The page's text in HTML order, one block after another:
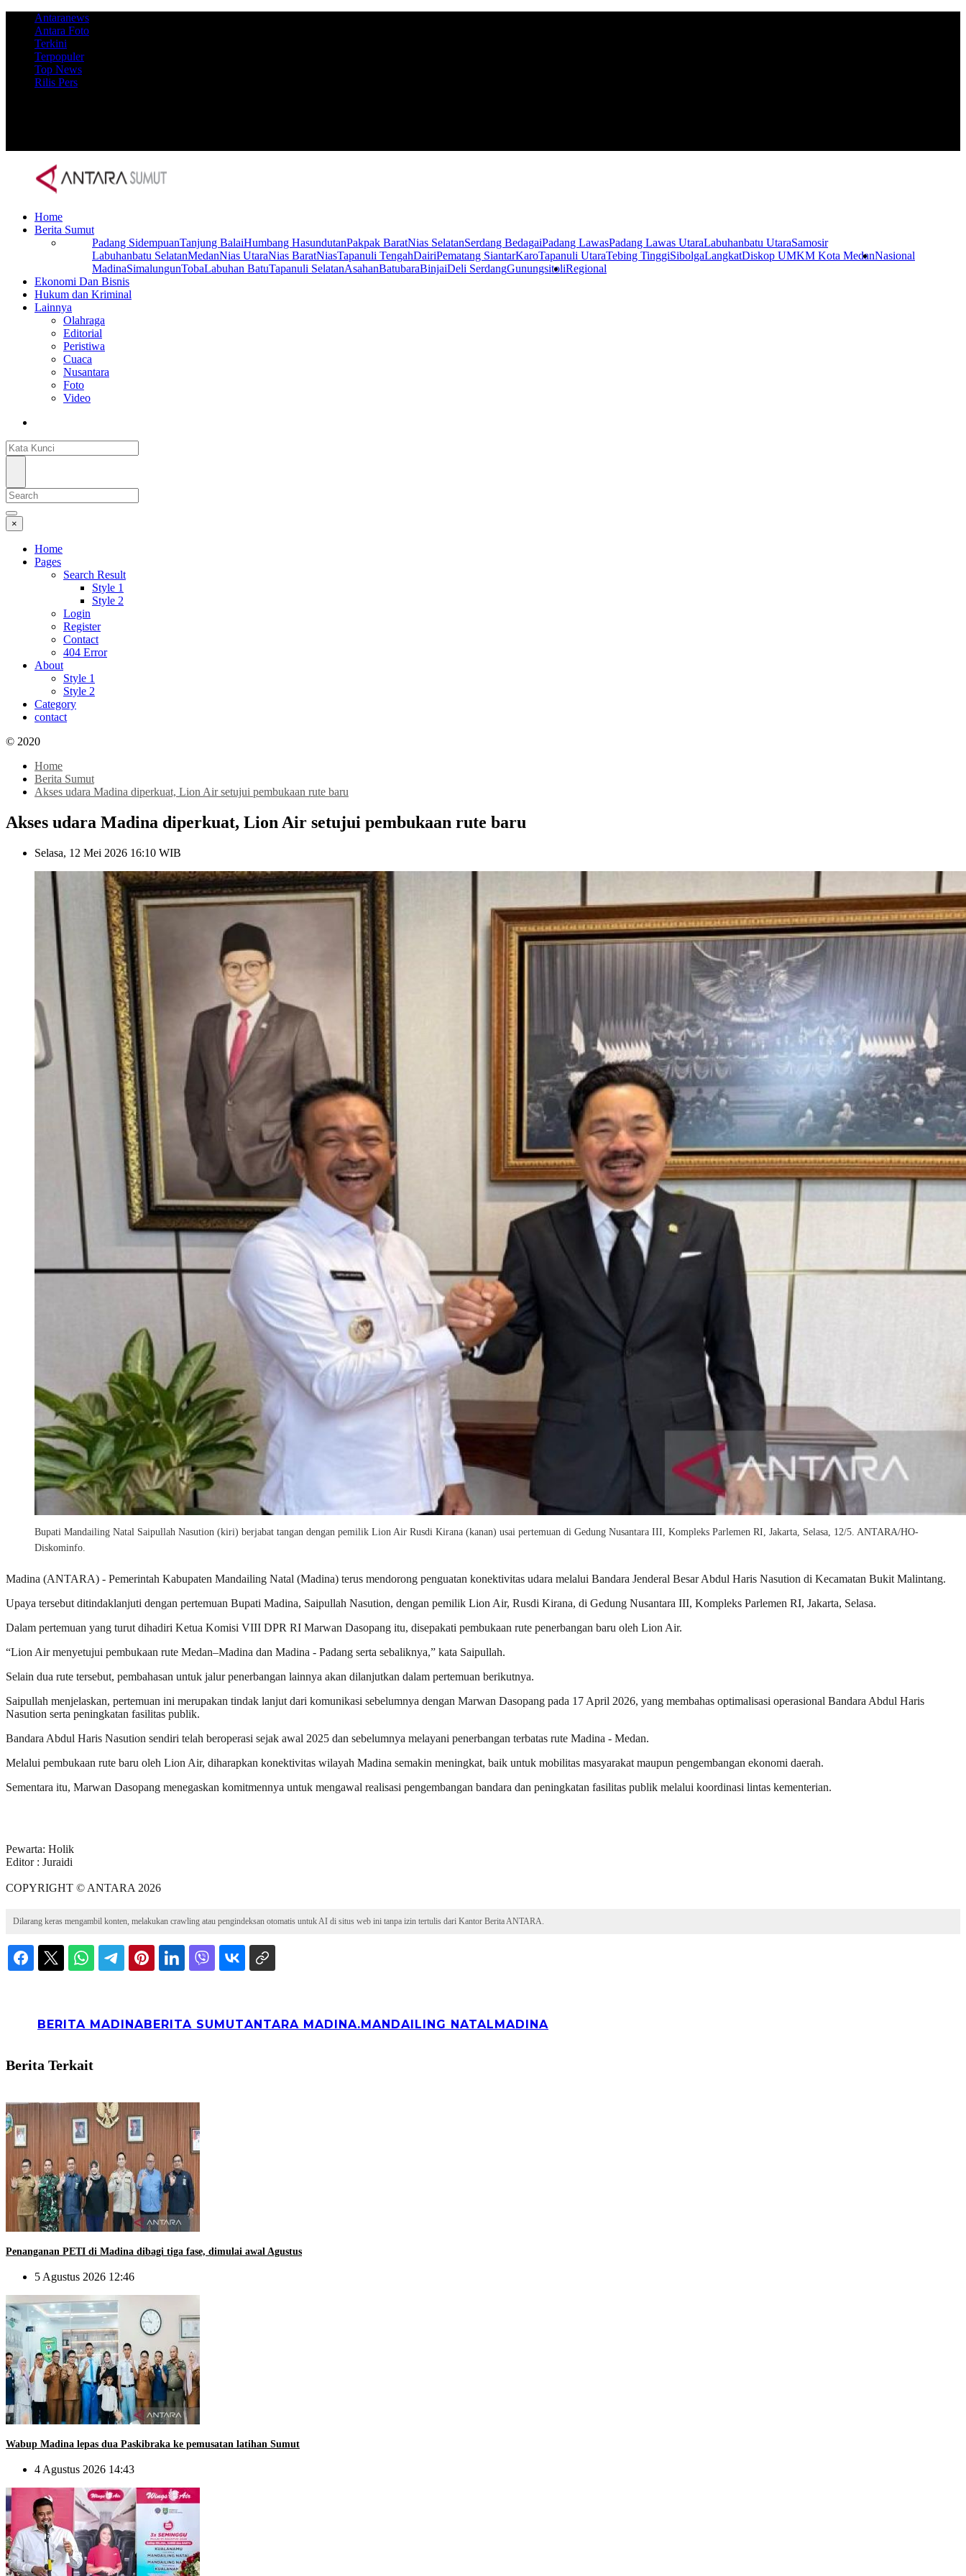
Antaranews
Antara Foto
Terkini
Terpopuler
Top News
Rilis Pers
Home
Berita Sumut
Padang SidempuanTanjung BalaiHumbang HasundutanPakpak BaratNias SelatanSerdang BedagaiPadang LawasPadang Lawas UtaraLabuhanbatu UtaraSamosir
Labuhanbatu SelatanMedanNias UtaraNias BaratNiasTapanuli TengahDairiPematang SiantarKaroTapanuli UtaraTebing TinggiSibolgaLangkatDiskop UMKM Kota Medan
MadinaSimalungunTobaLabuhan BatuTapanuli SelatanAsahanBatubaraBinjaiDeli SerdangGunungsitoli
Nasional
Regional
Ekonomi Dan Bisnis
Hukum dan Kriminal
Lainnya
Olahraga
Editorial
Peristiwa
Cuaca
Nusantara
Foto
Video
×
Home
Pages
Search Result
Style 1
Style 2
Login
Register
Contact
404 Error
About
Style 1
Style 2
Category
contact
© 2020
Home
Berita Sumut
Akses udara Madina diperkuat, Lion Air setujui pembukaan rute baru
Akses udara Madina diperkuat, Lion Air setujui pembukaan rute baru
Selasa, 12 Mei 2026 16:10 WIB
Bupati Mandailing Natal Saipullah Nasution (kiri) berjabat tangan dengan pemilik Lion Air Rusdi Kirana (kanan) usai pertemuan di Gedung Nusantara III, Kompleks Parlemen RI, Jakarta, Selasa, 12/5. ANTARA/HO-
Diskominfo.
Madina (ANTARA) - Pemerintah Kabupaten Mandailing Natal (Madina) terus mendorong penguatan konektivitas udara melalui Bandara Jenderal Besar Abdul Haris Nasution di Kecamatan Bukit Malintang.
Upaya tersebut ditindaklanjuti dengan pertemuan Bupati Madina, Saipullah Nasution, dengan pemilik Lion Air, Rusdi Kirana, di Gedung Nusantara III, Kompleks Parlemen RI, Jakarta, Selasa.
Dalam pertemuan yang turut dihadiri Ketua Komisi VIII DPR RI Marwan Dasopang itu, disepakati pembukaan rute penerbangan baru oleh Lion Air.
“Lion Air menyetujui pembukaan rute Medan–Madina dan Madina - Padang serta sebaliknya,” kata Saipullah.
Selain dua rute tersebut, pembahasan untuk jalur penerbangan lainnya akan dilanjutkan dalam pertemuan berikutnya.
Saipullah menjelaskan, pertemuan ini merupakan tindak lanjut dari komunikasi sebelumnya dengan Marwan Dasopang pada 17 April 2026, yang membahas optimalisasi operasional Bandara Abdul Haris
Nasution serta peningkatan fasilitas publik.
Bandara Abdul Haris Nasution sendiri telah beroperasi sejak awal 2025 dan sebelumnya melayani penerbangan terbatas rute Madina - Medan.
Melalui pembukaan rute baru oleh Lion Air, diharapkan konektivitas wilayah Madina semakin meningkat, baik untuk mobilitas masyarakat maupun pengembangan ekonomi daerah.
Sementara itu, Marwan Dasopang menegaskan komitmennya untuk mengawal realisasi pengembangan bandara dan peningkatan fasilitas publik melalui koordinasi lintas kementerian.
Pewarta: Holik
Editor : Juraidi
COPYRIGHT © ANTARA 2026
Dilarang keras mengambil konten, melakukan crawling atau pengindeksan otomatis untuk AI di situs web ini tanpa izin tertulis dari Kantor Berita ANTARA.
BERITA MADINABERITA SUMUTANTARA MADINA.MANDAILING NATALMADINA
Berita Terkait
Penanganan PETI di Madina dibagi tiga fase, dimulai awal Agustus
5 Agustus 2026 12:46
Wabup Madina lepas dua Paskibraka ke pemusatan latihan Sumut
4 Agustus 2026 14:43